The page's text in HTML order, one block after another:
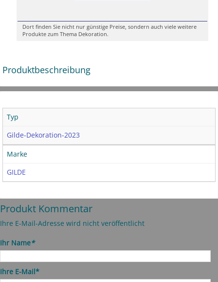
Dort finden Sie nicht nur günstige Preise, sondern auch viele weitere
Produkte zum Thema Dekoration.
Produktbeschreibung
Typ
Gilde-Dekoration-2023
Marke
GILDE
Produkt Kommentar
Ihre E-Mail-Adresse wird nicht veröffentlicht
Ihr Name*
Ihre E-Mail*